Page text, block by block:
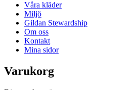
Våra kläder
Miljö
Gildan Stewardship
Om oss
Kontakt
Mina sidor
Varukorg